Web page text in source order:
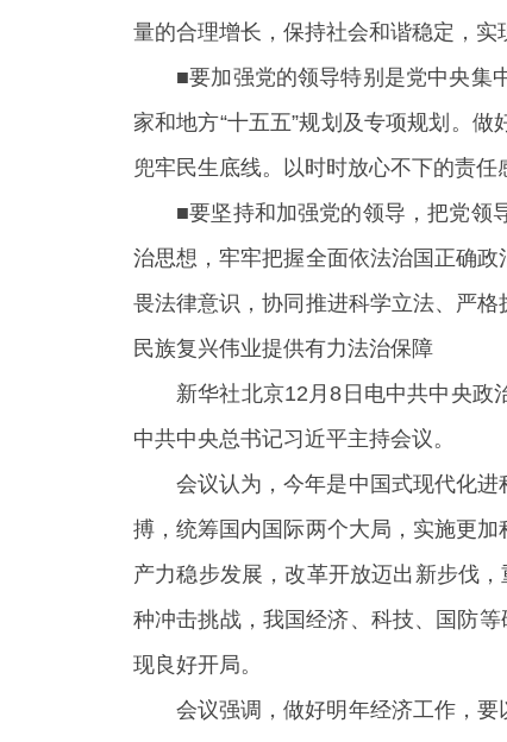
量的合理增长，保持社会和谐稳定，实
■要加强党的领导特别是党中央集
家和地方“十五五”规划及专项规划。
兜牢民生底线。以时时放心不下的责
■要坚持和加强党的领导，把党领
治思想，牢牢把握全面依法治国正确
畏法律意识，协同推进科学立法、严
民族复兴伟业提供有力法治保障
新华社北京12月8日电中共中央政
中共中央总书记习近平主持会议。
会议认为，今年是中国式现代化
搏，统筹国内国际两个大局，实施更
产力稳步发展，改革开放迈出新步伐
种冲击挑战，我国经济、科技、国防
现良好开局。
会议强调，做好明年经济工作，